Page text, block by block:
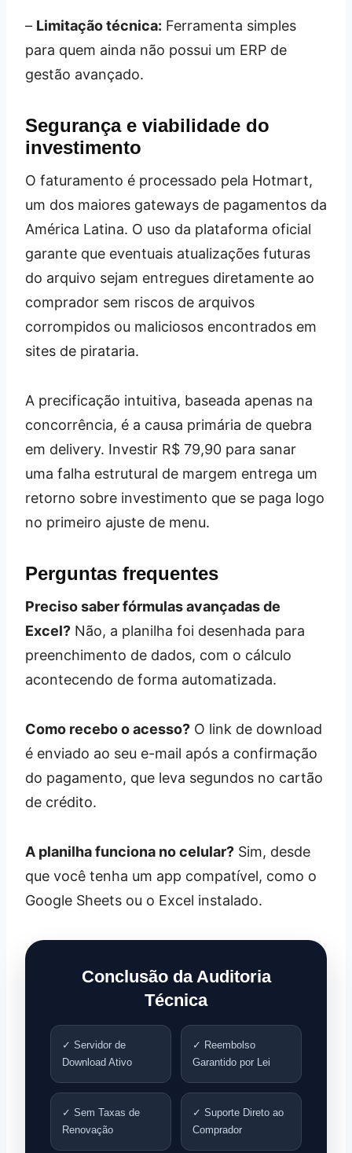
– Limitação técnica: Ferramenta simples
para quem ainda não possui um ERP de
gestão avançado.
Segurança e viabilidade do
investimento
O faturamento é processado pela Hotmart,
um dos maiores gateways de pagamentos da
América Latina. O uso da plataforma oficial
garante que eventuais atualizações futuras
do arquivo sejam entregues diretamente ao
comprador sem riscos de arquivos
corrompidos ou maliciosos encontrados em
sites de pirataria.
A precificação intuitiva, baseada apenas na
concorrência, é a causa primária de quebra
em delivery. Investir R$ 79,90 para sanar
uma falha estrutural de margem entrega um
retorno sobre investimento que se paga logo
no primeiro ajuste de menu.
Perguntas frequentes
Preciso saber fórmulas avançadas de
Excel? Não, a planilha foi desenhada para
preenchimento de dados, com o cálculo
acontecendo de forma automatizada.
Como recebo o acesso? O link de download
é enviado ao seu e-mail após a confirmação
do pagamento, que leva segundos no cartão
de crédito.
A planilha funciona no celular? Sim, desde
que você tenha um app compatível, como o
Google Sheets ou o Excel instalado.
Conclusão da Auditoria
Técnica
✓ Servidor de
Download Ativo
✓ Reembolso
Garantido por Lei
✓ Sem Taxas de
Renovação
✓ Suporte Direto ao
Comprador